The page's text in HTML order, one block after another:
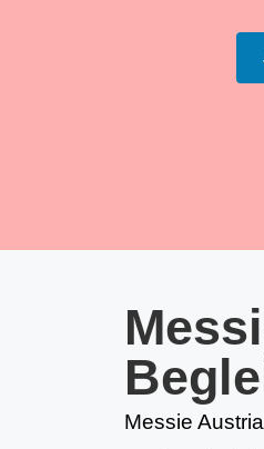
Messie